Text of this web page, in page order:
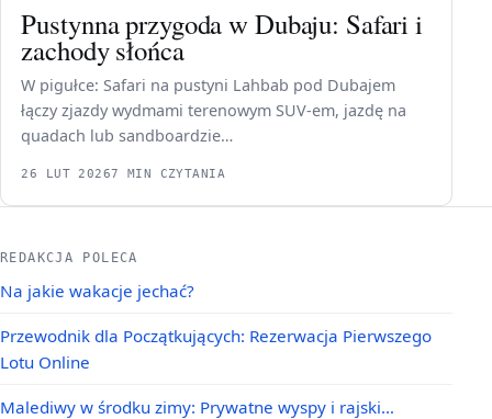
Pustynna przygoda w Dubaju: Safari i
zachody słońca
W pigułce: Safari na pustyni Lahbab pod Dubajem
łączy zjazdy wydmami terenowym SUV-em, jazdę na
quadach lub sandboardzie…
26 LUT 20267 MIN CZYTANIA
REDAKCJA POLECA
Na jakie wakacje jechać?
Przewodnik dla Początkujących: Rezerwacja Pierwszego
Lotu Online
Malediwy w środku zimy: Prywatne wyspy i rajski…